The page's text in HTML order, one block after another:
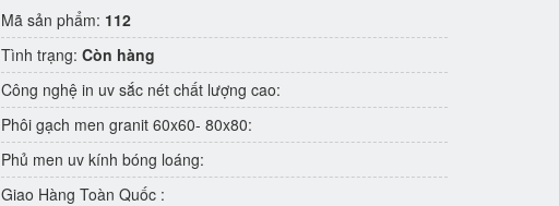
Mã sản phẩm: 112
Tình trạng:Còn hàng
Công nghệ in uv sắc nét chất lượng cao:
Phôi gạch men granit 60x60- 80x80:
Phủ men uv kính bóng loáng:
Giao Hàng Toàn Quốc :